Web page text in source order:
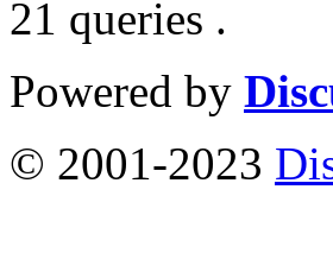
21 queries .
Powered by
© 2001-2023